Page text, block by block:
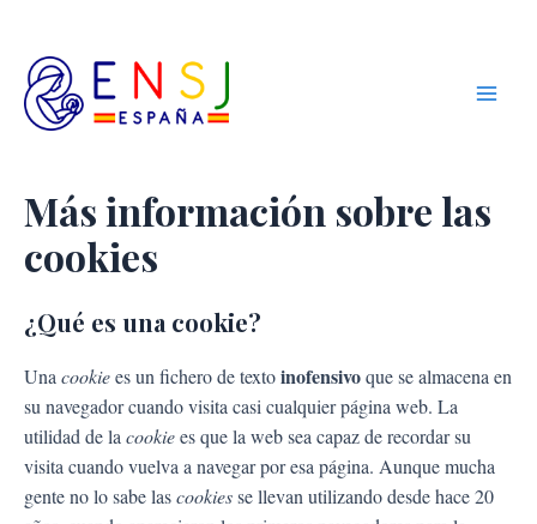
contenido
Más información sobre las
cookies
¿Qué es una cookie?
Una cookiees un fichero de textoinofensivoque se almacena en
su navegador cuando visita casi cualquier página web. La
utilidad de la cookiees que la web sea capaz de recordar su
visita cuando vuelva a navegar por esa página. Aunque mucha
gente no lo sabe lascookiesse llevan utilizando desde hace 20